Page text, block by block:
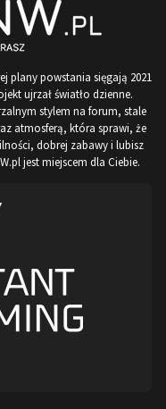
plany powstania sięgają 2021
ujrzał światło dzienne.
stylem na forum, stale
atmosferą, która sprawi, że
dobrej zabawy i lubisz
jest miejscem dla Ciebie.